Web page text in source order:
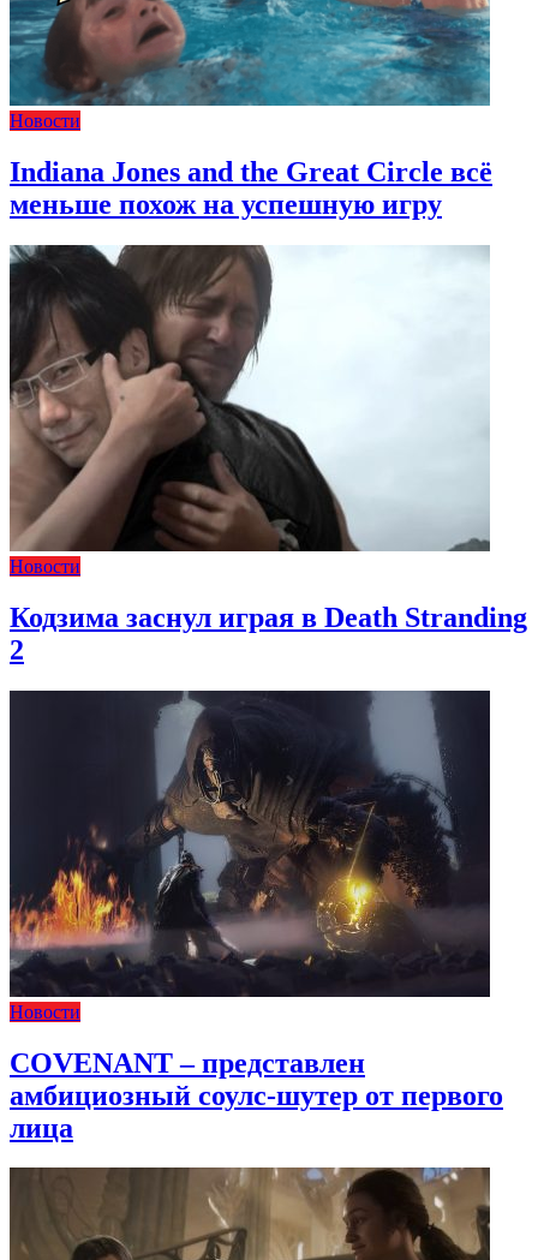
Новости
Indiana Jones and the Great Circle всё
меньше похож на успешную игру
Новости
Кодзима заснул играя в Death Stranding
2
Новости
COVENANT – представлен
амбициозный соулс-шутер от первого
лица